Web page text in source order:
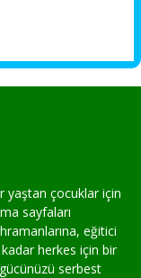
yaştan çocuklar için
sayfaları
eğitici
kadar herkes için bir
serbest